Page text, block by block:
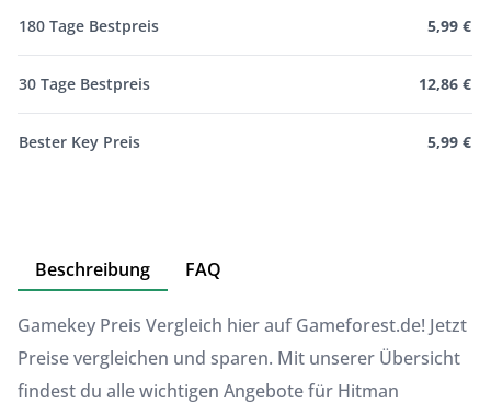
180 Tage Bestpreis 5,99 €
30 Tage Bestpreis 12,86 €
Bester Key Preis 5,99 €
Beschreibung FAQ
Gamekey Preis Vergleich hier auf Gameforest.de! Jetzt
Preise vergleichen und sparen. Mit unserer Übersicht
findest du alle wichtigen Angebote für Hitman